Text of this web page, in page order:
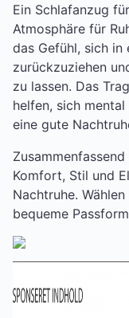
Ein Schlafanzug
Atmosphäre für
das Gefühl, sich
zurückzuziehen
zu lassen. Das
helfen, sich
eine gute
Komfort, Stil und
Nachtruhe.
bequeme